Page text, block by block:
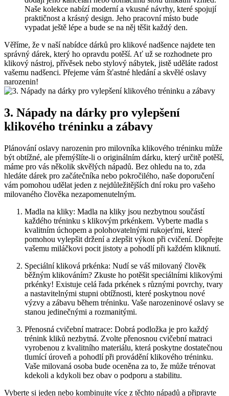
Naše kolekce⁤ nabízí ‍moderní a vkusné návrhy,​ které spojují
praktičnost a krásný design. ‍Jeho pracovní místo bude
vypadat ještě lépe a bude se⁢ na něj těšit každý den.
Věříme, že ⁣v naší nabídce dárků pro⁢ klikové nadšence najdete ⁤ten
správný dárek, který ho opravdu potěší. Ať⁢ už se ​rozhodnete pro
klikový nástroj, přívěsek nebo stylový⁢ nábytek, jistě uděláte radost
vašemu nadšenci. Přejeme vám šťastné hledání a skvělé oslavy
narozenin!
3. Nápady na dárky pro vylepšení ​
klikového ‌tréninku a zábavy
Plánování oslavy ​narozenin pro milovníka klikového‌ tréninku může
být obtížné, ⁤ale přemýšlíte-li⁣ o originálním dárku, který určitě potěší,
máme pro vás ⁢několik skvělých nápadů. Bez ohledu ‌na‌ to, zda
hledáte dárek pro ​začátečníka nebo pokročilého, naše doporučení
vám pomohou udělat jeden z nejdůležitějších dní roku pro vašeho
milovaného člověka nezapomenutelným.
Madla na kliky: Madla na kliky jsou nezbytnou součástí‌
každého tréninku s klikovým prkénkem. Vyberte madla s
kvalitním úchopem a polohovatelnými rukojeťmi, které⁢
pomohou vylepšit držení‌ a zlepšit výkon při cvičení. Dopřejte
vašemu miláčkovi pocit jistoty ⁢a ‌pohodlí při každém kliknutí.
Speciální kliková prkénka: Nudí se váš milovaný člověk
běžným klikováním? Zkuste ho potěšit speciálními klikovými⁢
prkénky! Existuje celá‍ řada prkének s různými ​povrchy, tvary⁢
a nastavitelnými stupni‌ obtížnosti,​ které⁢ poskytnou nové
výzvy a zábavu⁣ během tréninku. Vaše narozeninové oslavy se
stanou jedinečnými a rozmanitými.
Přenosná cvičební matrace: Dobrá podložka je pro každý⁣
trénink kliků nezbytná. Zvolte ​přenosnou cvičební​ matraci
vyrobenou z kvalitního ⁤materiálu, která poskytne dostatečnou
tlumící úroveň a​ pohodlí‍ při provádění klikového tréninku.
Vaše milovaná osoba ‌bude oceněna za to, že může trénovat
kdekoli a kdykoli bez obav o podporu a stabilitu.
Vyberte si jeden nebo⁢ kombinujte​ více z těchto nápadů a připravte